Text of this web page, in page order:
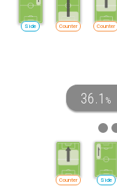
Counter
Counter
Side
36.1 %
Side
Counter